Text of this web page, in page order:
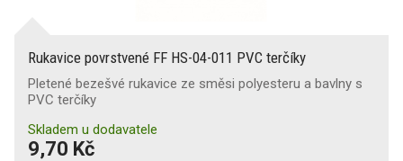
Rukavice povrstvené FF HS-04-011 PVC terčíky
Pletené bezešvé rukavice ze směsi polyesteru a bavlny s
PVC terčíky
Skladem u dodavatele
9,70 Kč